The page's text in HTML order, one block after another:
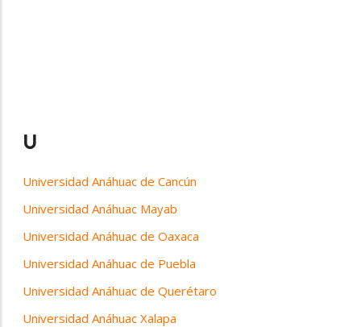
U
Universidad Anáhuac de Cancún
Universidad Anáhuac Mayab
Universidad Anáhuac de Oaxaca
Universidad Anáhuac de Puebla
Universidad Anáhuac de Querétaro
Universidad Anáhuac Xalapa